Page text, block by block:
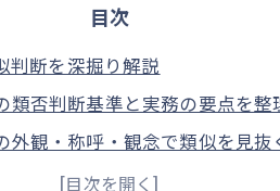
目次
判断を深掘り解説
類否判断基準と実務の要点を整
外観・称呼・観念で類似を見抜
査基準から読み解くリスクの本質